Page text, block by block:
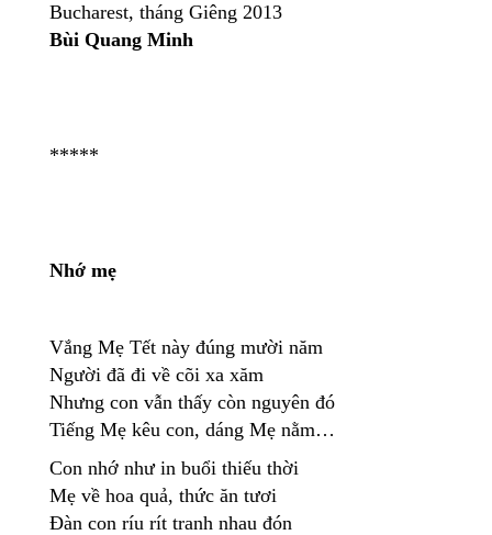
Bucharest, tháng Giêng 2013
Bùi Quang Minh
*****
Nhớ mẹ
Vắng Mẹ Tết này đúng mười năm
Người đã đi về cõi xa xăm
Nhưng con vẫn thấy còn nguyên đó
Tiếng Mẹ kêu con, dáng Mẹ nằm…
Con nhớ như in buổi thiếu thời
Mẹ về hoa quả, thức ăn tươi
Đàn con ríu rít tranh nhau đón